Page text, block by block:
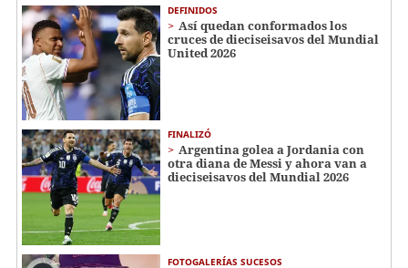
DEFINIDOS
Así quedan conformados los
cruces de dieciseisavos del Mundial
United 2026
FINALIZÓ
Argentina golea a Jordania con
otra diana de Messi y ahora van a
dieciseisavos del Mundial 2026
FOTOGALERÍAS SUCESOS